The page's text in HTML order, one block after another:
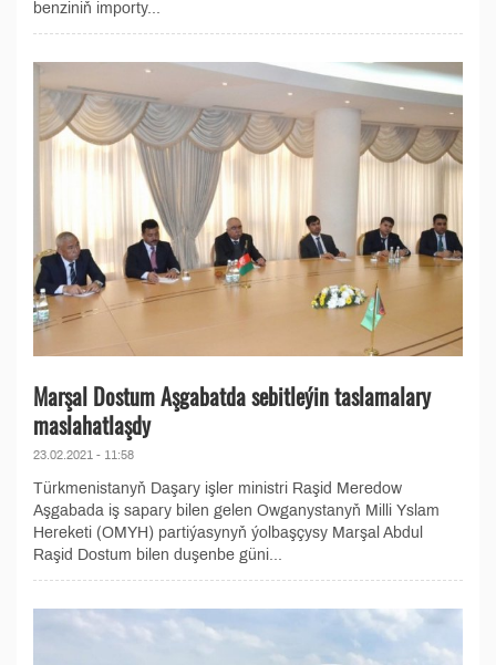
benziniň importy...
Marşal Dostum Aşgabatda sebitleýin taslamalary
maslahatlaşdy
23.02.2021 - 11:58
Türkmenistanyň Daşary işler ministri Raşid Meredow
Aşgabada iş sapary bilen gelen Owganystanyň Milli Yslam
Hereketi (OMYH) partiýasynyň ýolbaşçysy Marşal Abdul
Raşid Dostum bilen duşenbe güni...